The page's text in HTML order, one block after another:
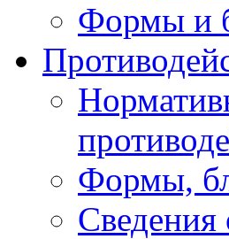
Формы и
Формы,
Сведения